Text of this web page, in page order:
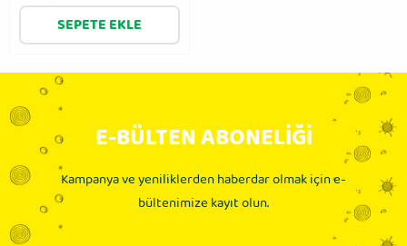
SEPETE EKLE
E-BÜLTEN ABONELİĞİ
Kampanya ve yeniliklerden haberdar olmak için e-
bültenimize kayıt olun.